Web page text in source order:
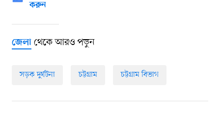
করুন
জেলাথেকে আরও পড়ুন
সড়ক দুর্ঘটনা চট্টগ্রাম চট্টগ্রাম বিভাগ